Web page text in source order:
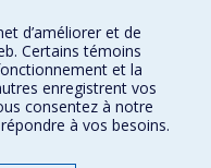
d’améliorer et de
Certains témoins
et la
enregistrent vos
consentez à notre
à vos besoins.